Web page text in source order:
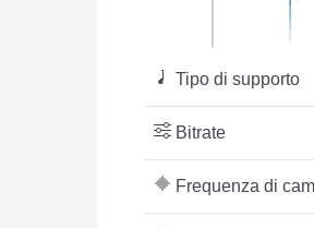
Tipo di supporto
Bitrate
Frequenza di